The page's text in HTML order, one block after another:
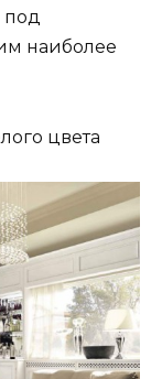
под
наиболее
цвета